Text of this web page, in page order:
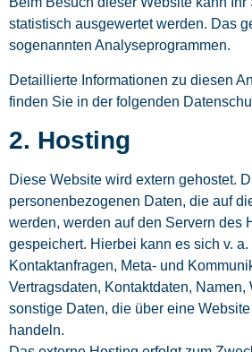
statistisch ausgewertet werden. Das
sogenannten Analyseprogrammen.
Detaillierte Informationen zu diesen
finden Sie in der folgenden
2. Hosting
Diese Website wird extern gehostet.
personenbezogenen Daten, die auf
werden, werden auf den Servern des
gespeichert. Hierbei kann es sich v.
Kontaktanfragen, Meta- und
Vertragsdaten, Kontaktdaten, Namen,
sonstige Daten, die über eine
handeln.